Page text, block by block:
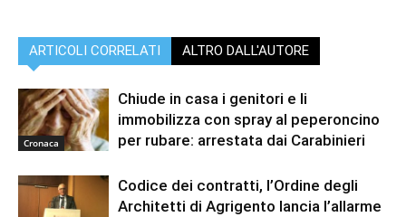
ARTICOLI CORRELATI ALTRO DALL'AUTORE
Cronaca
Chiude in casa i genitori e li
immobilizza con spray al peperoncino
per rubare: arrestata dai Carabinieri
Codice dei contratti, l’Ordine degli
Architetti di Agrigento lancia l’allarme